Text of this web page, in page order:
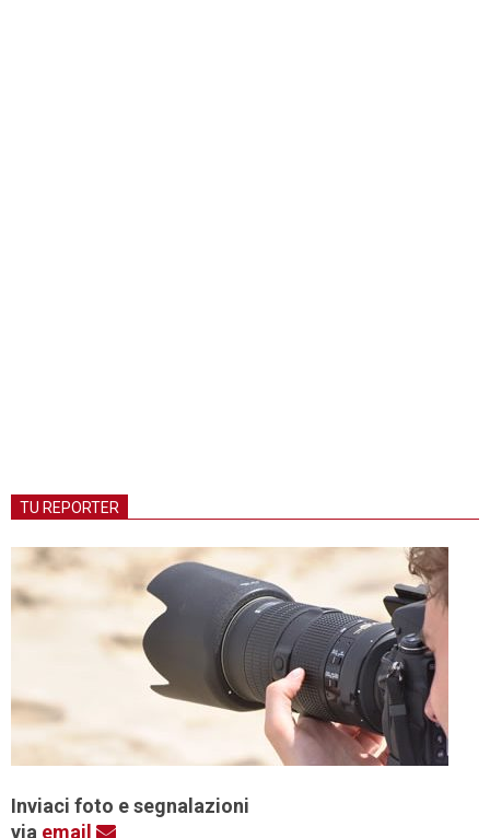
TU REPORTER
Inviaci foto e segnalazioni
via email